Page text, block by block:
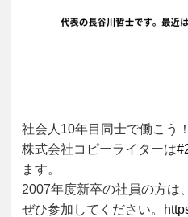
社会人10年目同士で働こう！
株式会社コピーライターは
ます。
2007年度新卒の社員の方は、
ぜひ参加してください。